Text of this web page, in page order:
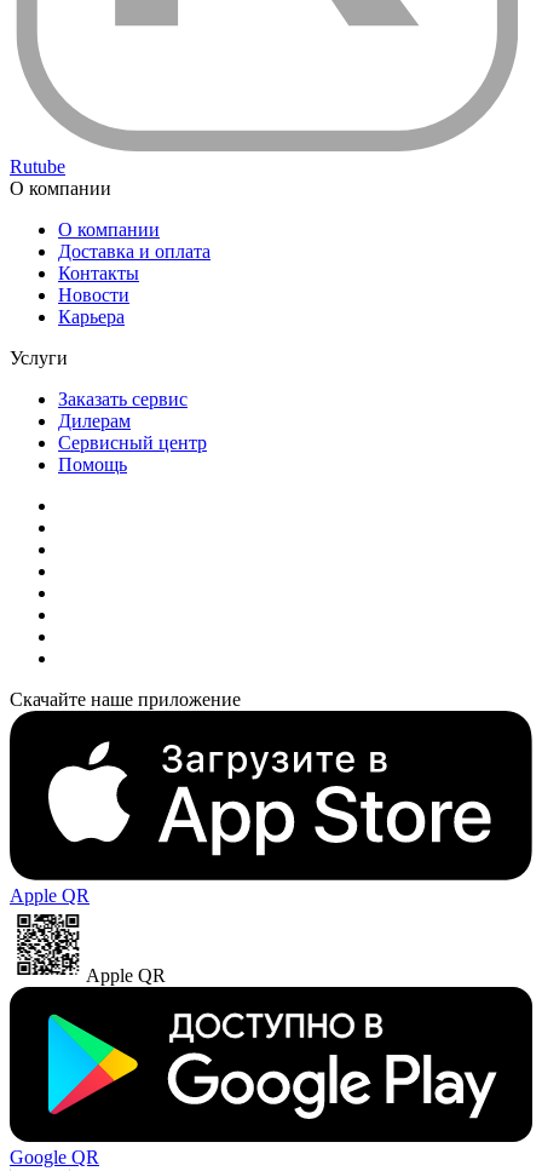
Rutube
О компании
О компании
Доставка и оплата
Контакты
Новости
Карьера
Услуги
Заказать сервис
Дилерам
Сервисный центр
Помощь
Скачайте наше приложение
Apple QR
Apple QR
Google QR